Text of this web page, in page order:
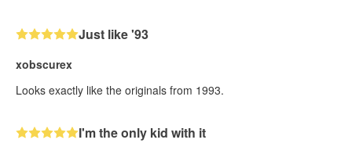
Just like '93
xobscurex
Looks exactly like the originals from 1993.
I'm the only kid with it